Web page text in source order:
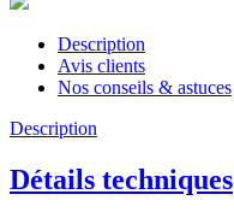
Description
Avis clients
Nos conseils & astuces
Description
Détails techniques